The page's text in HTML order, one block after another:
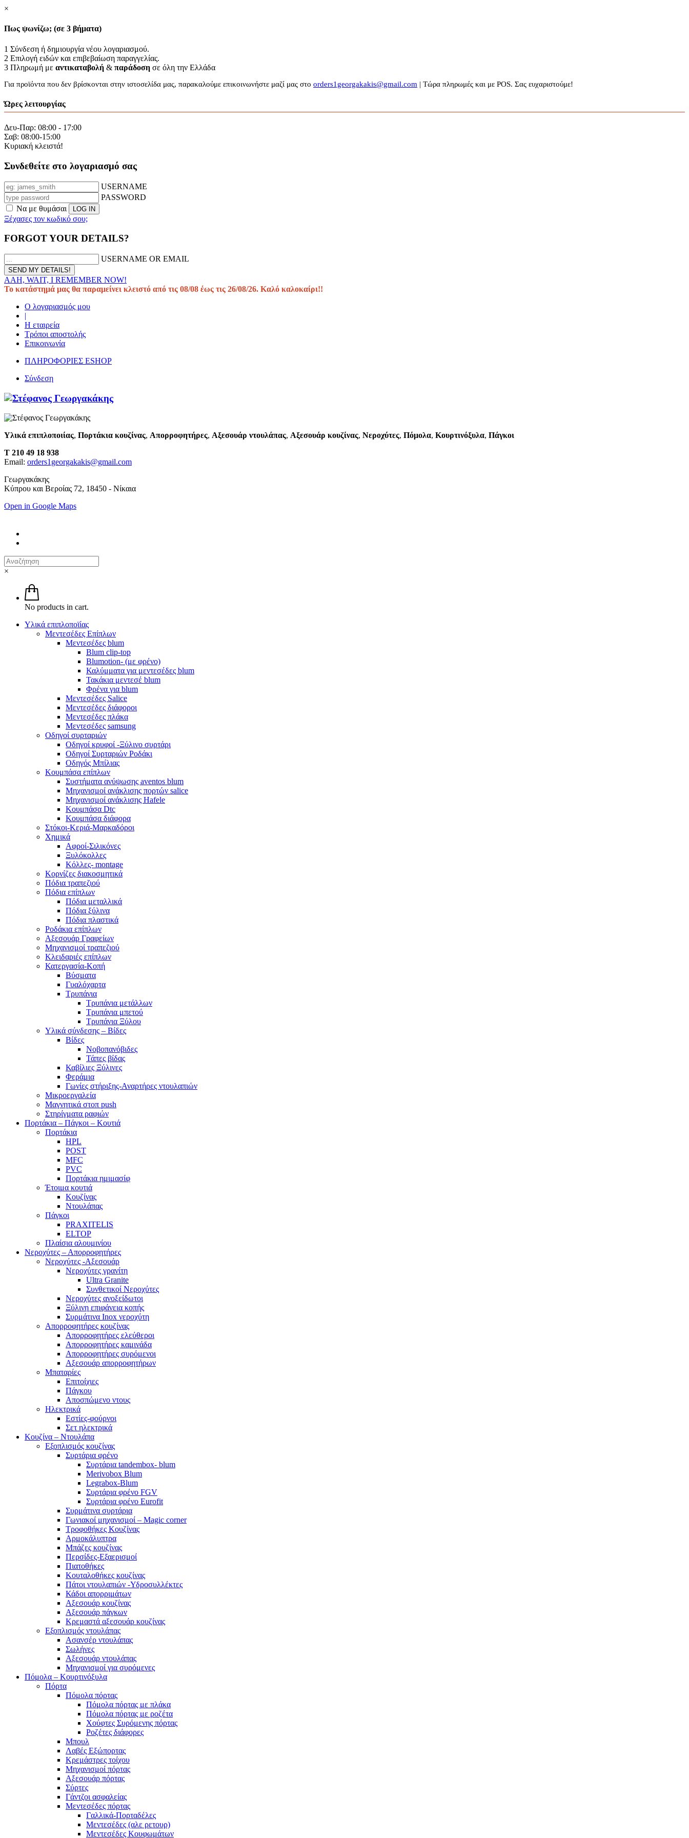
×
Πως ψωνίζω; (σε 3 βήματα)
1 Σύνδεση ή δημιουργία νέου λογαριασμού.
2 Επιλογή ειδών και επιβεβαίωση παραγγελίας.
3 Πληρωμή με αντικαταβολή & παράδοση σε όλη την Ελλάδα
Για προϊόντα που δεν βρίσκονται στην ιστοσελίδα μας, παρακαλούμε επικοινωνήστε μαζί μας στο orders1georgakakis@gmail.com | Τώρα πληρωμές και με POS. Σας ευχαριστούμε!
Ώρες λειτουργίας
Δευ-Παρ: 08:00 - 17:00
Σαβ: 08:00-15:00
Κυριακή κλειστά!
Συνδεθείτε στο λογαριασμό σας
USERNAME
PASSWORD
Να με θυμάσαι
Ξέχασες τον κωδικό σου;
FORGOT YOUR DETAILS?
USERNAME OR EMAIL
AAH, WAIT, I REMEMBER NOW!
Το κατάστημά μας θα παραμείνει κλειστό από τις 08/08 έως τις 26/08/26. Καλό καλοκαίρι!!
Ο λογαριασμός μου
|
Η εταιρεία
Τρόποι αποστολής
Επικοινωνία
ΠΛΗΡΟΦΟΡΙΕΣ ESHOP
Σύνδεση
Υλικά επιπλοποιίας, Πορτάκια κουζίνας, Απορροφητήρες, Αξεσουάρ ντουλάπας, Αξεσουάρ κουζίνας, Νεροχύτες, Πόμολα, Κουρτινόξυλα, Πάγκοι
T 210 49 18 938
Email: orders1georgakakis@gmail.com
Γεωργακάκης
Κύπρου και Βεροίας 72, 18450 - Νίκαια
Open in Google Maps
×
No products in cart.
Υλικά επιπλοποϊίας
Μεντεσέδες Επίπλων
Μεντεσέδες blum
Blum clip-top
Blumotion- (με φρένο)
Καλύμματα για μεντεσέδες blum
Τακάκια μεντεσέ blum
Φρένα για blum
Μεντεσέδες Salice
Μεντεσέδες διάφοροι
Μεντεσέδες πλάκα
Μεντεσέδες samsung
Οδηγοί συρταριών
Οδηγοί κρυφοί -Ξύλινο συρτάρι
Οδηγοί Συρταριών Ροδάκι
Οδηγός Μπίλιας
Κουμπάσα επίπλων
Συστήματα ανύψωσης aventos blum
Μηχανισμοί ανάκλισης πορτών salice
Μηχανισμοί ανάκλισης Hafele
Κουμπάσα Dtc
Κουμπάσα διάφορα
Στόκοι-Κεριά-Μαρκαδόροι
Χημικά
Αφροί-Σιλικόνες
Ξυλόκολλες
Κόλλες- montage
Κορνίζες διακοσμητικά
Πόδια τραπεζιού
Πόδια επίπλων
Πόδια μεταλλικά
Πόδια ξύλινα
Πόδια πλαστικά
Ροδάκια επίπλων
Αξεσουάρ Γραφείων
Μηχανισμοί τραπεζιού
Κλειδαριές επίπλων
Κατεργασία-Κοπή
Βύσματα
Γυαλόχαρτα
Τρυπάνια
Τρυπάνια μετάλλων
Τρυπάνια μπετού
Τρυπάνια Ξύλου
Υλικά σύνδεσης – Βίδες
Βίδες
Νοβοπανόβιδες
Τάπες βίδας
Καβίλιες Ξύλινες
Φεράμια
Γωνίες στήριξης-Αναρτήρες ντουλαπιών
Μικροεργαλεία
Μαγνητικά στοπ push
Στηρίγματα ραφιών
Πορτάκια – Πάγκοι – Κουτιά
Πορτάκια
HPL
POST
MFC
PVC
Πορτάκια ημιμασίφ
Έτοιμα κουτιά
Κουζίνας
Ντουλάπας
Πάγκοι
PRAXITELIS
ELTOP
Πλαίσια αλουμινίου
Νεροχύτες – Απορροφητήρες
Νεροχύτες -Αξεσουάρ
Νεροχύτες γρανίτη
Ultra Granite
Συνθετικοί Νεροχύτες
Νεροχύτες ανοξείδωτοι
Ξύλινη επιφάνεια κοπής
Συρμάτινα Inox νεροχύτη
Απορροφητήρες κουζίνας
Απορροφητήρες ελεύθεροι
Απορροφητήρες καμινάδα
Απορροφητήρες συρόμενοι
Αξεσουάρ απορροφητήρων
Μπαταρίες
Επιτοίχιες
Πάγκου
Αποσπώμενο ντους
Ηλεκτρικά
Εστίες-φούρνοι
Σετ ηλεκτρικά
Κουζίνα – Ντουλάπα
Εξοπλισμός κουζίνας
Συρτάρια φρένο
Συρτάρια tandembox- blum
Merivobox Blum
Legrabox-Blum
Συρτάρια φρένο FGV
Συρτάρια φρένο Eurofit
Συρμάτινα συρτάρια
Γωνιακοί μηχανισμοί – Magic corner
Τροφοθήκες Κουζίνας
Αρμοκάλυπτρα
Μπάζες κουζίνας
Περσίδες-Εξαερισμοί
Πιατοθήκες
Κουταλοθήκες κουζίνας
Πάτοι ντουλαπιών -Υδροσυλλέκτες
Κάδοι απορριμάτων
Αξεσουάρ κουζίνας
Αξεσουάρ πάγκων
Κρεμαστά αξεσουάρ κουζίνας
Εξοπλισμός ντουλάπας
Ασανσέρ ντουλάπας
Σωλήνες
Αξεσουάρ ντουλάπας
Μηχανισμοί για συρόμενες
Πόμολα – Κουρτινόξυλα
Πόρτα
Πόμολα πόρτας
Πόμολα πόρτας με πλάκα
Πόμολα πόρτας με ροζέτα
Χούφτες Συρόμενης πόρτας
Ροζέτες διάφορες
Μπουλ
Λαβές Εξώπορτας
Κρεμάστρες τοίχου
Μηχανισμοί πόρτας
Αξεσουάρ πόρτας
Σύρτες
Γάντζοι ασφαλείας
Μεντεσέδες πόρτας
Γαλλικά-Πορταδέλες
Μεντεσέδες (αλε ρετουρ)
Μεντεσέδες Κουφωμάτων